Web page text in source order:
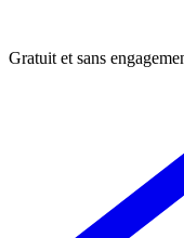
Gratuit et sans